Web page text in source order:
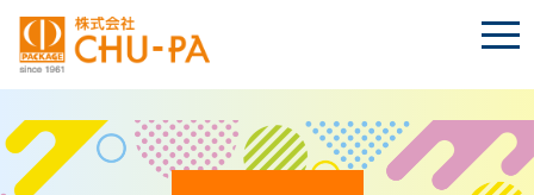
t
o
e
n
a
v
i
Language BLOG